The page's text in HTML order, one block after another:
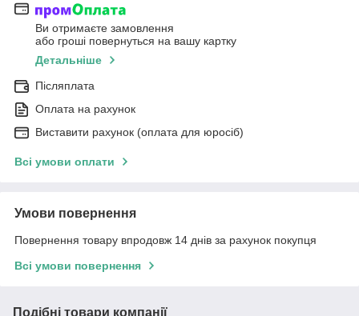
Ви отримаєте замовлення
або гроші повернуться на вашу картку
Детальніше
Післяплата
Оплата на рахунок
Виставити рахунок (оплата для юросіб)
Всі умови оплати
Умови повернення
Повернення товару впродовж 14 днів за рахунок покупця
Всі умови повернення
Подібні товари компанії